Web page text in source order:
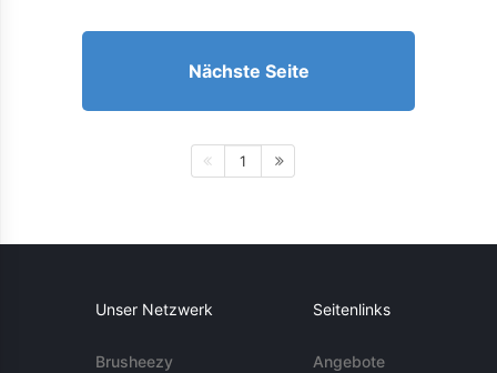
Nächste Seite
1
Unser Netzwerk
Brusheezy
Seitenlinks
Angebote